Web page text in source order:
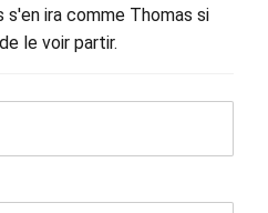
ira comme Thomas si
le voir partir.